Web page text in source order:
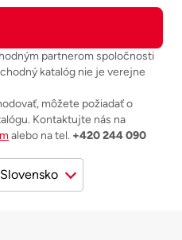
partnerom spoločnosti
katalóg nie je verejne
môžete požiadať o
Kontaktujte nás na
alebo na tel. +420 244 090
Slovensko